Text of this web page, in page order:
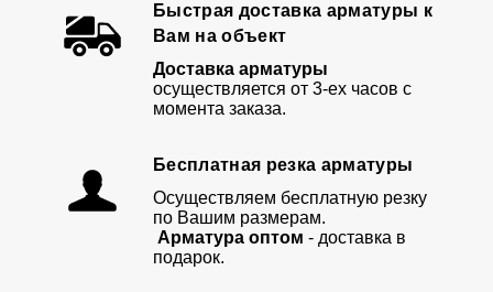
Быстрая доставка арматуры к
Вам на объект
Доставка арматуры
осуществляется от 3-ех часов с
момента заказа.
Бесплатная резка арматуры
Осуществляем бесплатную резку
по Вашим размерам.
Арматура оптом - доставка в
подарок.